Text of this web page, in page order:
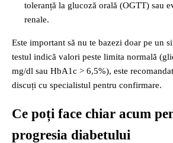
toleranță la glucoză orală (OGTT) sau
renale.
Este important să nu te bazezi doar pe un
testul indică valori peste limita normală
mg/dl sau HbA1c > 6,5%), este
discuți cu specialistul pentru confirmare.
Ce poți face chiar acum
progresia diabetului